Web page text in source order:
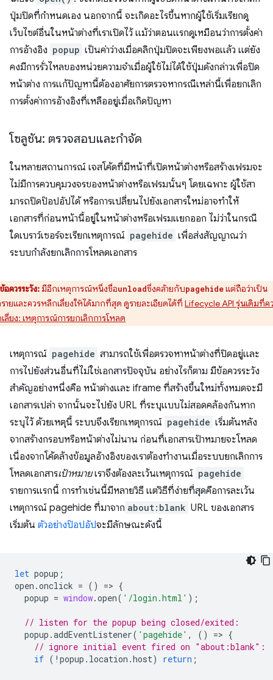
ปุ่มปิดที่กำหนดเอง นอกจากนี้ จะเกิดอะไรขึ้นหากผู้ใช้เริ่มเรียกดู
เว็บไซต์อื่นในหน้าต่างที่เราเปิดไว้ แม้ว่าตอนแรกดูเหมือนว่าการตั้งค่า
การอ้างอิง popup เป็นค่าว่างเมื่อคลิกปุ่มปิดจะเพียงพอแล้ว แต่ยัง
คงมีการรั่วไหลของหน่วยความจำเมื่อผู้ใช้ไม่ได้ใช้ปุ่มดังกล่าวเพื่อปิด
หน้าต่าง การแก้ปัญหานี้ต้องอาศัยการตรวจหากรณีเหล่านี้เพื่อยกเลิก
การตั้งค่าการอ้างอิงที่เหลืออยู่เมื่อเกิดปัญหา
โซลูชัน: ตรวจสอบและกำจัด
ในหลายสถานการณ์ เจสโค้ดที่มีหน้าที่เปิดหน้าต่างหรือสร้างเฟรมจะ
ไม่มีการควบคุมวงจรของหน้าต่างหรือเฟรมนั้นๆ โดยเฉพาะ ผู้ใช้สา
มารถปิดป๊อปอัปได้ หรือการเปลี่ยนไปยังเอกสารใหม่อาจทำให้
เอกสารที่ก่อนหน้านี้อยู่ในหน้าต่างหรือเฟรมแยกออก ไม่ว่าในกรณี
ใดเบราว์เซอร์จะเรียกเหตุการณ์ pagehide เพื่อส่งสัญญาณว่า
ระบบกำลังยกเลิกการโหลดเอกสาร
ข้อควรระวัง:มีอีกเหตุการณ์หนึ่งชื่อunloadซึ่งคล้ายกับpagehideแต่ถือว่าเป็น
ายและควรหลีกเลี่ยงให้ได้มากที่สุด ดูรายละเอียดได้ที่ Lifecycle API รุ่นเดิมที่ค
ลี่ยง: เหตุการณ์การยกเลิกการโหลด
เหตุการณ์ pagehide สามารถใช้เพื่อตรวจหาหน้าต่างที่ปิดอยู่และ
การไปยังส่วนอื่นที่ไม่ใช่เอกสารปัจจุบัน อย่างไรก็ตาม มีข้อควรระวัง
สำคัญอย่างหนึ่งคือ หน้าต่างและ iframe ที่สร้างขึ้นใหม่ทั้งหมดจะมี
เอกสารเปล่า จากนั้นจะไปยัง URL ที่ระบุแบบไม่สอดคล้องกันหาก
ระบุไว้ ด้วยเหตุนี้ ระบบจึงเรียกเหตุการณ์ pagehide เริ่มต้นหลัง
จากสร้างกรอบหรือหน้าต่างไม่นาน ก่อนที่เอกสารเป้าหมายจะโหลด
เนื่องจากโค้ดล้างข้อมูลอ้างอิงของเราต้องทำงานเมื่อระบบยกเลิกการ
โหลดเอกสารเป้าหมายเราจึงต้องละเว้นเหตุการณ์ pagehide
รายการแรกนี้ การทำเช่นนี้มีหลายวิธี แต่วิธีที่ง่ายที่สุดคือการละเว้น
เหตุการณ์ pagehide ที่มาจาก about:blank URL ของเอกสาร
เริ่มต้น ตัวอย่างป๊อปอัปจะมีลักษณะดังนี้
let popup ;
open .onclick = () => {
popup = window.open( '/login.html' );
// listen for the popup being closed/exited:
popup .addEventListener( 'pagehide' , () => {
// ignore initial event fired on "about:blank":
if ( ! popup . location .host) return ;